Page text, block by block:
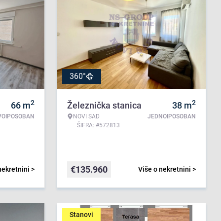
66 m2
>
360°
Železnička stanica
NOVI SAD
ŠIFRA: #572813
38 m2
JEDNOIPOSOBAN
Više o nekretnini >
€135.960
Stanovi